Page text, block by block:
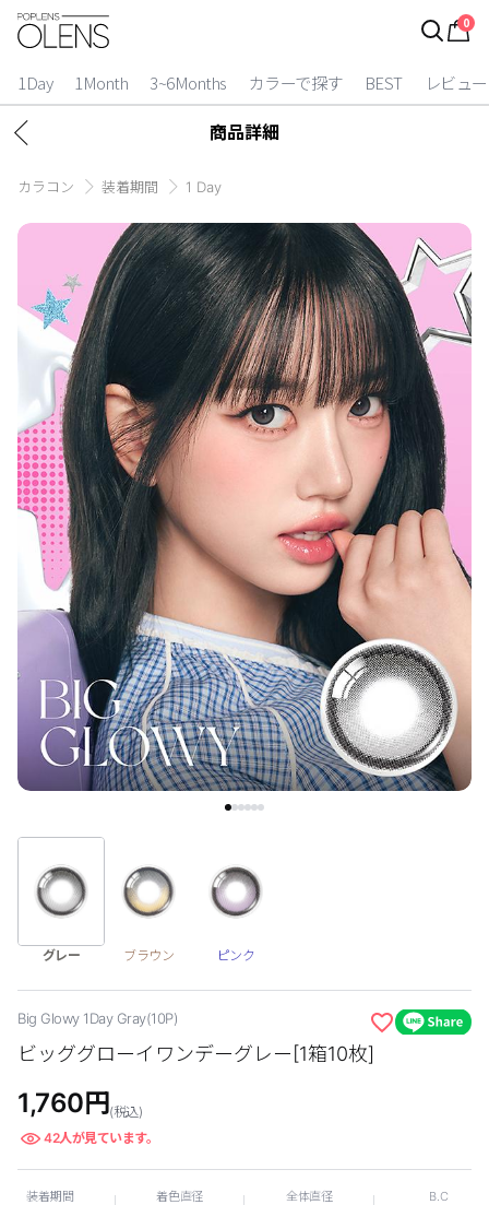
0
1Day 1Month 3~6Months カラーで探す BEST レビュー
ログイン
カラコン比較
今月限定特典
装着期間
1 Day
2 Weeks
1 Month
3~6 Months
よりどりキット
カラー
ブラウン
グレー
ブラック
ヘーゼル
グリーン
ブルー
ピンク
透明
乱視用
ハロウィンカラコン
ケア用品
EYEしてる
総合掲示板
カスタマーサービス
ショッピングガイド
アプリダウンロード
INSTAGRAM TWITTER FACEBOOK
商品詳細
カラコン 装着期間 1 Day
グレー ブラウン ピンク
Big Glowy 1Day Gray(10P)
ビッググローイワンデーグレー[1箱10枚]
1,760円(税込)
42人が見ています。
装着期間 着色直径 全体直径 B.C